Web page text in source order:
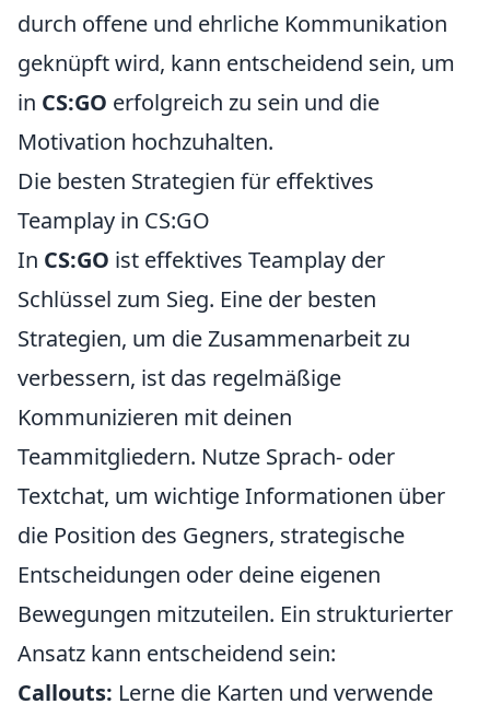
durch offene und ehrliche Kommunikation
geknüpft wird, kann entscheidend sein, um
in CS:GO erfolgreich zu sein und die
Motivation hochzuhalten.
Die besten Strategien für effektives
Teamplay in CS:GO
In CS:GO ist effektives Teamplay der
Schlüssel zum Sieg. Eine der besten
Strategien, um die Zusammenarbeit zu
verbessern, ist das regelmäßige
Kommunizieren mit deinen
Teammitgliedern. Nutze Sprach- oder
Textchat, um wichtige Informationen über
die Position des Gegners, strategische
Entscheidungen oder deine eigenen
Bewegungen mitzuteilen. Ein strukturierter
Ansatz kann entscheidend sein:
Callouts: Lerne die Karten und verwende